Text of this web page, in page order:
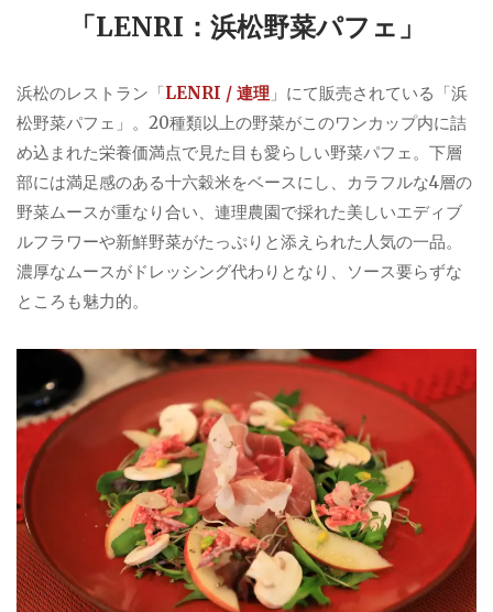
「LENRI：浜松野菜パフェ」
浜松のレストラン「LENRI / 連理 」にて販売されている「浜
松野菜パフェ」。20種類以上の野菜がこのワンカップ内に詰
め込まれた栄養価満点で見た目も愛らしい野菜パフェ。下層
部には満足感のある十六穀米をベースにし、カラフルな4層の
野菜ムースが重なり合い、連理農園で採れた美しいエディブ
ルフラワーや新鮮野菜がたっぷりと添えられた人気の一品。
濃厚なムースがドレッシング代わりとなり、ソース要らずな
ところも魅力的。